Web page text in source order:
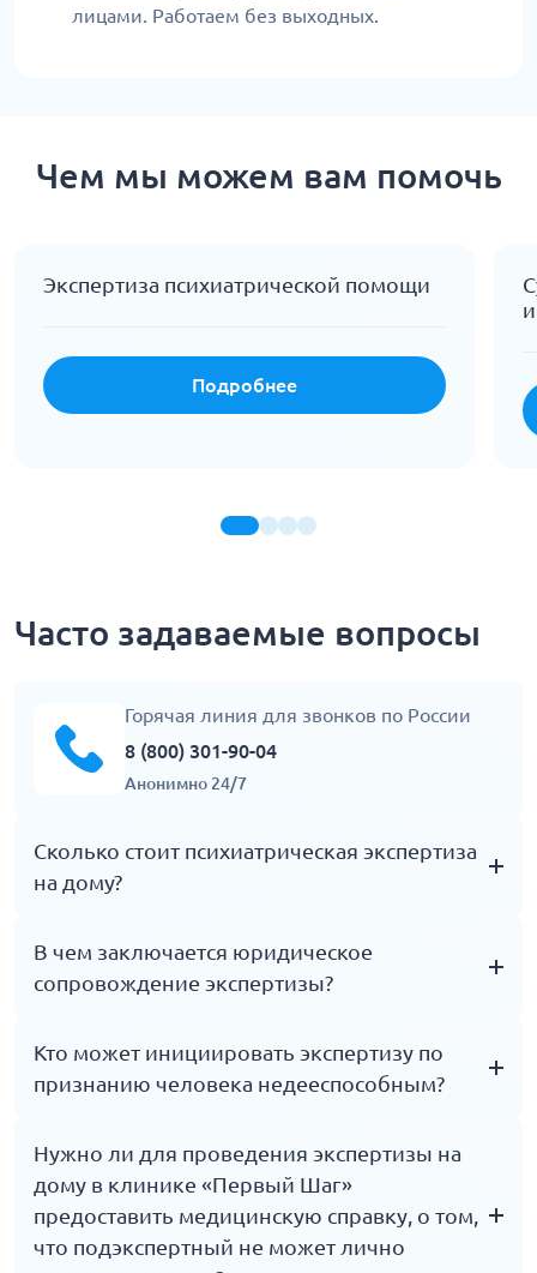
лицами. Работаем без выходных.
Чем мы можем вам помочь
Экспертиза психиатрической помощи
Подробнее
Часто задаваемые вопросы
Горячая линия для звонков по России
8 (800) 301-90-04
Анонимно 24/7
Сколько стоит психиатрическая экспертиза
на дому?
Цена зависит от нескольких факторов: характер
исследования (однородное, комплексное,
район проживания подэкспертного. Точную
стоимость услуг уточняйте на круглосуточной
В чем заключается юридическое
сопровождение экспертизы?
В клинике «Первый Шаг» вы может заключить
договор с адвокатом для представление ваших
на судебном слушании. Оказываем
информационное сопровождение: оценим
перспективы дела, целесообразность назначения
экспертизы; поможем составить вопросы
Кто может инициировать экспертизу по
признанию человека недееспособным?
Подать заявление судье о назначении СПЭ могут
(согласно ст. 281 ГПК РФ): члены семьи,
проживающие совместно с лицом, в отношении
которого возбуждается дело об ограничении
гражданских прав; близкие родственники (дети,
Нужно ли для проведения экспертизы на
дому в клинике «Первый Шаг»
предоставить медицинскую справку, о том,
что подэкспертный не может лично